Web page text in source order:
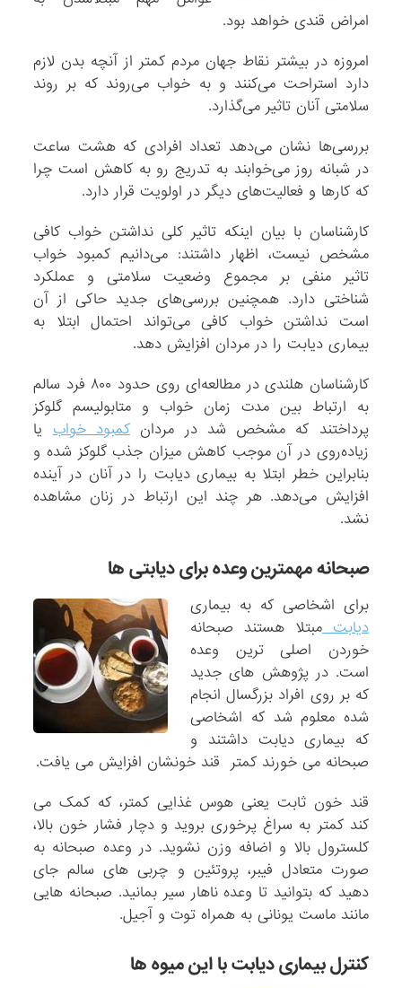
امراض قندی خواهد بود.
امروزه در بیشتر نقاط جهان مردم کمتر از آنچه بدن لازم
دارد استراحت می‌کنند و به خواب می‌روند که بر روند
سلامتی آنان تاثیر می‌گذارد.
بررسی‌ها نشان می‌دهد تعداد افرادی که هشت ساعت
در شبانه روز می‌خوابند به تدریج رو به کاهش است چرا
که کارها و فعالیت‌های دیگر در اولویت قرار دارد.
کارشناسان با بیان اینکه تاثیر کلی نداشتن خواب کافی
مشخص نیست،‌ اظهار داشتند: می‌دانیم کمبود خواب
تاثیر منفی بر مجموع وضعیت سلامتی و عملکرد
شناختی دارد. همچنین بررسی‌های جدید حاکی از آن
است نداشتن خواب کافی می‌تواند احتمال ابتلا به
بیماری دیابت را در مردان افزایش دهد.
کارشناسان هلندی در مطالعه‌ای روی حدود ۸۰۰ فرد سالم
به ارتباط بین مدت زمان خواب و متابولیسم گلوکز
پرداختند که مشخص شد در مردانکمبود خوابیا
زیاده‌روی در آن موجب کاهش میزان جذب گلوکز شده و
بنابراین خطر ابتلا به بیماری دیابت را در آنان در آینده
افزایش می‌دهد. هر چند این ارتباط در زنان مشاهده
نشد.
صبحانه مهمترین وعده برای دیابتی ها
برای اشخاصی که به بیماری
دیابتمبتلا هستند صبحانه
خوردن اصلی ترین وعده
است. در پژوهش های جدید
که بر روی افراد بزرگسال انجام
شده معلوم شد که اشخاصی
که بیماری دیابت داشتند و
صبحانه می خورند کمتر قند خونشان افزایش می یافت.
قند خون ثابت یعنی هوس غذایی کمتر، که کمک می
کند کمتر به سراغ پرخوری بروید و دچار فشار خون بالا،
کلسترول بالا و اضافه وزن نشوید. در وعده صبحانه به
صورت متعادل فیبر، پروتئین و چربی های سالم جای
دهید که بتوانید تا وعده ناهار سیر بمانید. صبحانه هایی
مانند ماست یونانی به همراه توت و آجیل.
کنترل بیماری دیابت با این میوه ها